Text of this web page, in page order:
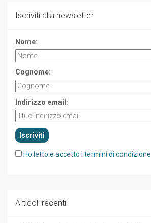
Iscriviti alla newsletter
Nome:
Cognome:
Indirizzo email:
Ho letto e accetto i termini di condizione
Articoli recenti